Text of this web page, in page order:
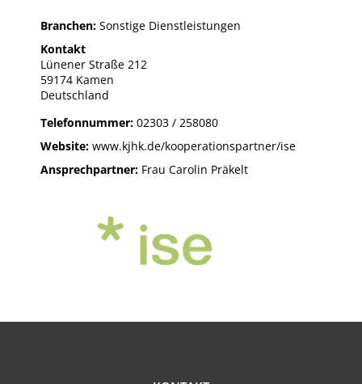
Branchen: Sonstige Dienstleistungen
Kontakt
Lünener Straße 212
59174 Kamen
Deutschland
Telefonnummer: 02303 / 258080
Website: www.kjhk.de/kooperationspartner/ise
Ansprechpartner: Frau Carolin Präkelt